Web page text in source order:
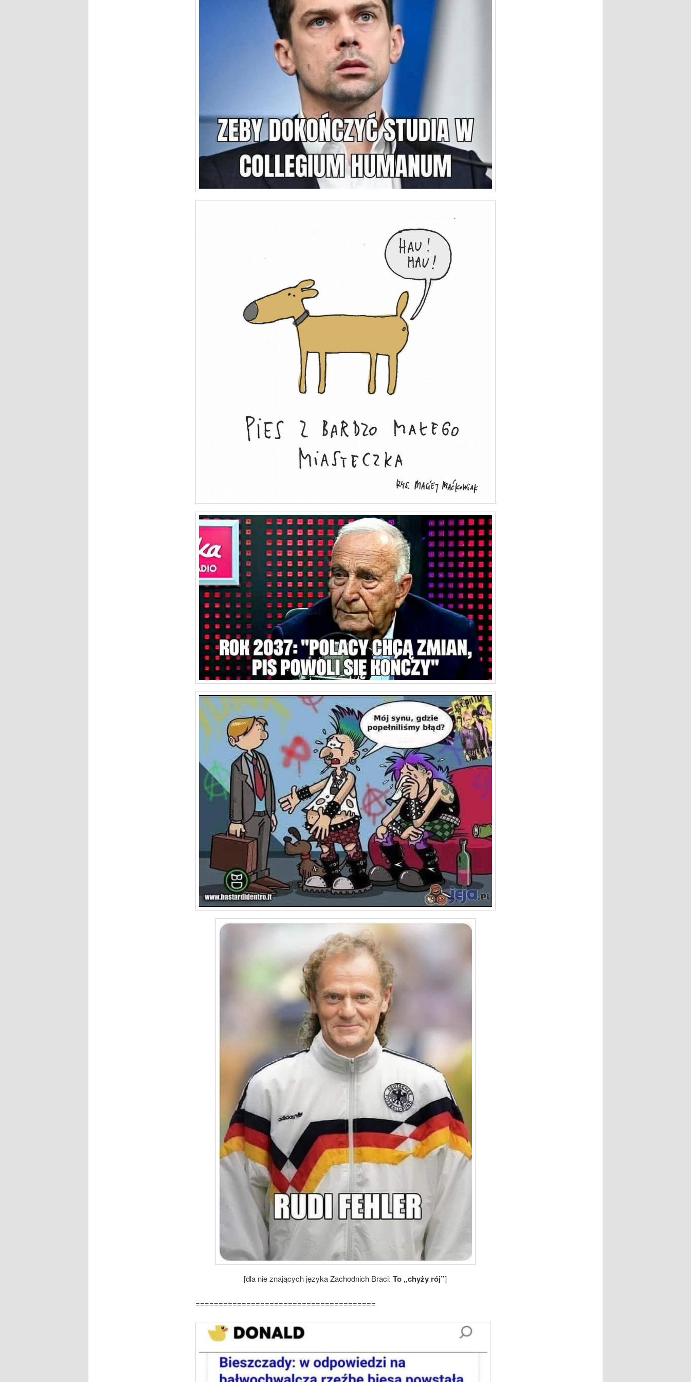
[dla nie znających języka Zachodnich Braci:To „chyży rój”]
=======================================